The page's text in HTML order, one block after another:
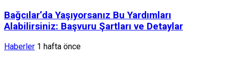
Bağcılar’da Yaşıyorsanız Bu Yardımları
Alabilirsiniz: Başvuru Şartları ve Detaylar
Haberler 1 hafta önce